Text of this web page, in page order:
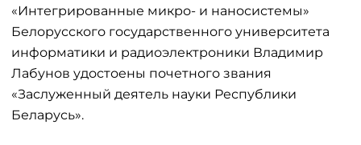
«Интегрированные микро- и наносистемы»
Белорусского государственного университета
информатики и радиоэлектроники Владимир
Лабунов удостоены почетного звания
«Заслуженный деятель науки Республики
Беларусь».